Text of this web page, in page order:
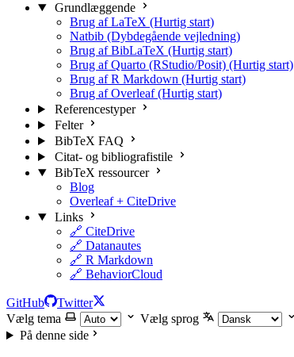
Grundlæggende
Brug af LaTeX (Hurtig start)
Natbib (Dybdegående vejledning)
Brug af BibLaTeX (Hurtig start)
Brug af Quarto (RStudio/Posit) (Hurtig start)
Brug af R Markdown (Hurtig start)
Brug af Overleaf (Hurtig start)
Referencestyper
Felter
BibTeX FAQ
Citat- og bibliografistile
BibTeX ressourcer
Blog
Overleaf + CiteDrive
Links
🔗 CiteDrive
🔗 Datanautes
🔗 R Markdown
🔗 BehaviorCloud
GitHub
Twitter
Vælg tema
Vælg sprog
På denne side